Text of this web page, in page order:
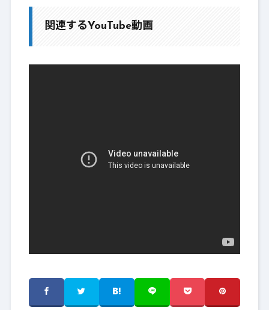
関連するYouTube動画